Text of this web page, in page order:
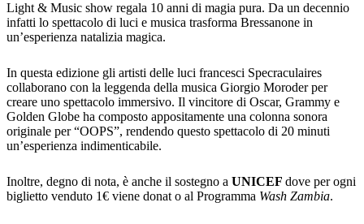
Light & Music show regala 10 anni di magia pura. Da un decennio
infatti lo spettacolo di luci e musica trasforma Bressanone in
un’esperienza natalizia magica.
In questa edizione gli artisti delle luci francesci Specraculaires
collaborano con la leggenda della musica Giorgio Moroder per
creare uno spettacolo immersivo. Il vincitore di Oscar, Grammy e
Golden Globe ha composto appositamente una colonna sonora
originale per “OOPS”, rendendo questo spettacolo di 20 minuti
un’esperienza indimenticabile.
Inoltre, degno di nota, è anche il sostegno a UNICEF dove per ogni
biglietto venduto 1€ viene donat o al Programma Wash Zambia.